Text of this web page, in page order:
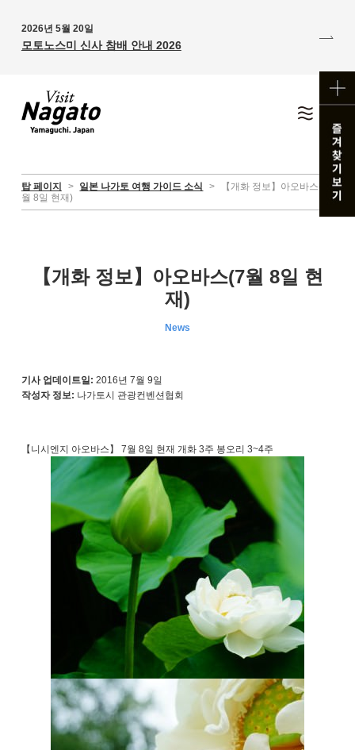
2026년 5월 20일
모토노스미 신사 참배 안내 2026
탑 페이지 > 일본 나가토 여행 가이드 소식 >
【개화 정보】아오바스(7
월 8일 현재)
【개화 정보】아오바스(7월 8일 현
재)
News
기사 업데이트일: 2016년 7월 9일
작성자 정보: 나가토시 관광컨벤션협회
【니시엔지 아오바스】 7월 8일 현재 개화 3주 봉오리 3~4주